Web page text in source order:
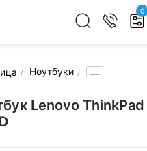
0
Ноутбуки .....
Lenovo ThinkPad